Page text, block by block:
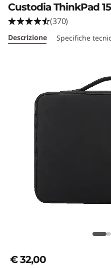
Custodia ThinkPad
(370)
Descrizione Specifiche
€ 32,00